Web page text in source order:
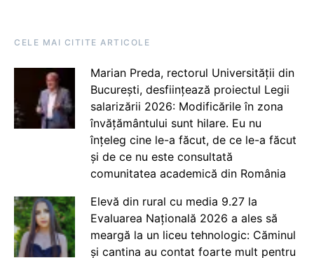
CELE MAI CITITE ARTICOLE
Marian Preda, rectorul Universității din
București, desființează proiectul Legii
salarizării 2026: Modificările în zona
învățământului sunt hilare. Eu nu
înțeleg cine le-a făcut, de ce le-a făcut
și de ce nu este consultată
comunitatea academică din România
Elevă din rural cu media 9.27 la
Evaluarea Națională 2026 a ales să
meargă la un liceu tehnologic: Căminul
și cantina au contat foarte mult pentru